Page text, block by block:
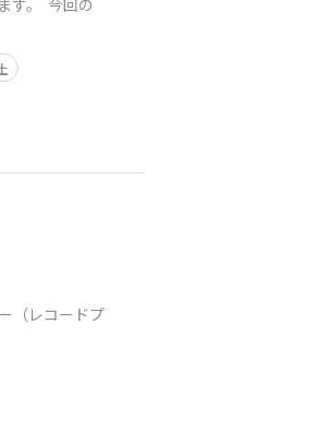
す。 今回の
（レコードプ